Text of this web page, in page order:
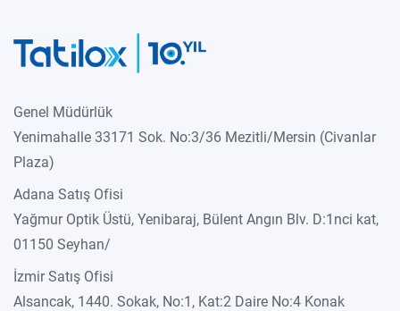
Genel Müdürlük
Yenimahalle 33171 Sok. No:3/36 Mezitli/Mersin (Civanlar
Plaza)
Adana Satış Ofisi
Yağmur Optik Üstü, Yenibaraj, Bülent Angın Blv. D:1nci kat,
01150 Seyhan/
İzmir Satış Ofisi
Alsancak, 1440. Sokak, No:1, Kat:2 Daire No:4 Konak